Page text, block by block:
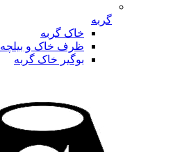
گربه
خاک گربه
ظرف خاک و بیلچه
بوگیر خاک گربه